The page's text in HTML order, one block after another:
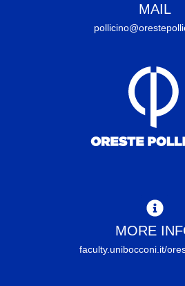
MAIL
MORE
faculty.unibocconi.it/